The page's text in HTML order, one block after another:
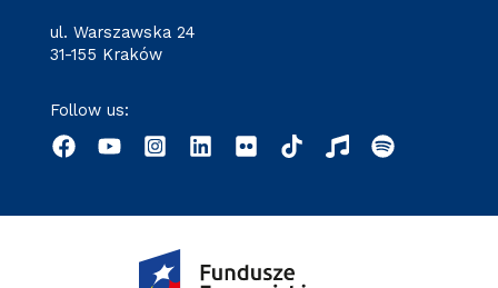
ul. Warszawska 24
31-155 Kraków
Follow us: